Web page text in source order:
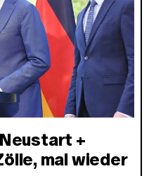
+
mal wieder